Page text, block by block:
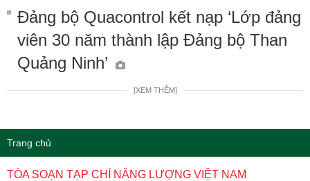
Đảng bộ Quacontrol kết nạp ‘Lớp đảng
viên 30 năm thành lập Đảng bộ Than
Quảng Ninh’
[XEM THÊM]
Trang chủ
TÒA SOẠN TẠP CHÍ NĂNG LƯỢNG VIỆT NAM